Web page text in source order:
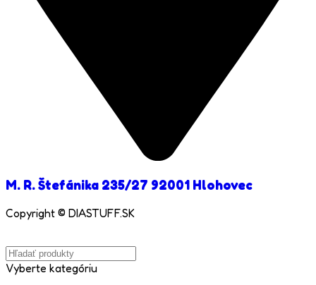
M. R. Štefánika 235/27 92001 Hlohovec
Copyright © DIASTUFF.SK
Vyberte kategóriu